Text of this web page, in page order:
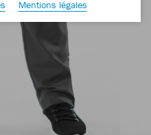
Mentions légales